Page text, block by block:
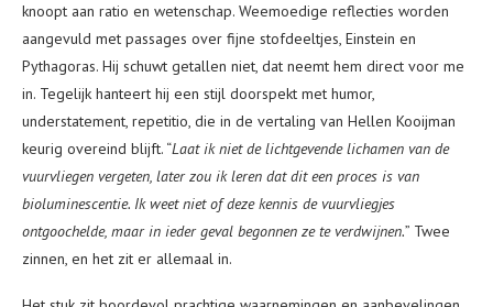
knoopt aan ratio en wetenschap. Weemoedige reflecties worden
aangevuld met passages over fijne stofdeeltjes, Einstein en
Pythagoras. Hij schuwt getallen niet, dat neemt hem direct voor me
in. Tegelijk hanteert hij een stijl doorspekt met humor,
understatement, repetitio, die in de vertaling van Hellen Kooijman
keurig overeind blijft. “Laat ik niet de lichtgevende lichamen van de
vuurvliegen vergeten, later zou ik leren dat dit een proces is van
bioluminescentie. Ik weet niet of deze kennis de vuurvliegjes
ontgoochelde, maar in ieder geval begonnen ze te verdwijnen.” Twee
zinnen, en het zit er allemaal in.